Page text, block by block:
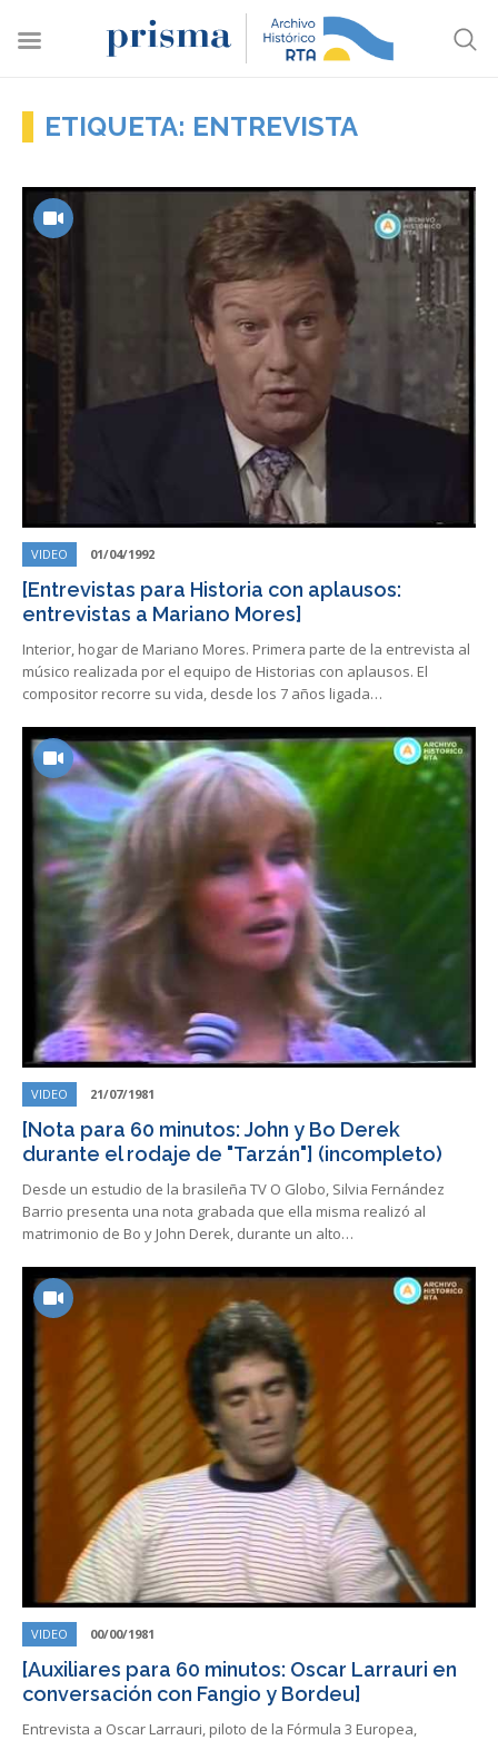
ETIQUETA: ENTREVISTA
VIDEO 01/04/1992
[Entrevistas para Historia con aplausos:
entrevistas a Mariano Mores]
Interior, hogar de Mariano Mores. Primera parte de la entrevista al
músico realizada por el equipo de Historias con aplausos. El
compositor recorre su vida, desde los 7 años ligada…
VIDEO 21/07/1981
[Nota para 60 minutos: John y Bo Derek
durante el rodaje de "Tarzán"] (incompleto)
​​Desde un estudio de la brasileña TV O Globo, Silvia Fernández
Barrio presenta una nota grabada que ella misma realizó al
matrimonio de Bo y John Derek, durante un alto…
VIDEO 00/00/1981
[Auxiliares para 60 minutos: Oscar Larrauri en
conversación con Fangio y Bordeu]
Entrevista a Oscar Larrauri, piloto de la Fórmula 3 Europea,